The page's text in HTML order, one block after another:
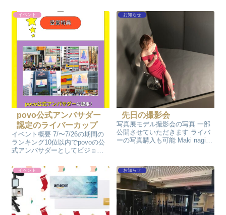
生さん学割(半額)になります。
札幌オフ会 17:00-18:00 焼肉徳寿
コース3,500円プラン...
イベント
povo公式アンバサダー
認定のライバーカップ
イベント概要 7/〜7/26の期間の
ランキング10位以内でpovoの公
式アンバサダーとしてビジョン
するオンライン専用スマホプラ
ン「povo」のPR 期間中に獲得し
た「ポイント数」を競う ポイン
トの上位10名...
お知らせ
先日の撮影会
写真展モデル撮影会の写真 一部
公開させていただきます ライバ
ーの写真購入も可能 Maki nagisa
能です。 作成を依頼してご希望
の住所に発送になります。 （送
料は着...
イベント お知らせ